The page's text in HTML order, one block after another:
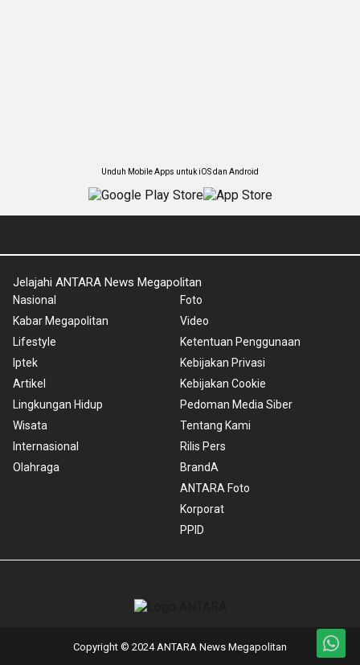
Unduh Mobile Apps untuk iOS dan Android
Jelajahi ANTARA News Megapolitan
Nasional
Kabar Megapolitan
Lifestyle
Iptek
Artikel
Lingkungan Hidup
Wisata
Internasional
Olahraga
Foto
Video
Ketentuan Penggunaan
Kebijakan Privasi
Kebijakan Cookie
Pedoman Media Siber
Tentang Kami
Rilis Pers
BrandA
ANTARA Foto
Korporat
PPID
Copyright © 2024 ANTARA News Megapolitan